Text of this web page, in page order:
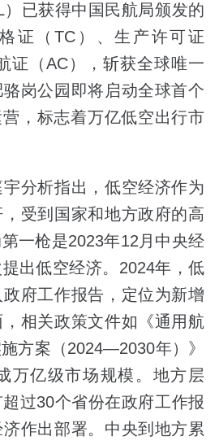
）已获得中国民航局颁发的
证（TC）、生产许可证
证（AC），斩获全球唯一
岗公园即将启动全球首个
，标志着万亿低空出行市
分析指出，低空经济作为
受到国家和地方政府的高
一枪是2023年12月中央经
出低空经济。2024年，低
府工作报告，定位为新增
相关政策文件如《通用航
方案（2024—2030年）》
万亿级市场规模。地方层
过30个省份在政府工作报
作出部署。中央到地方累